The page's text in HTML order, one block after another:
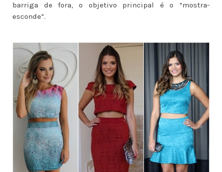
barriga de fora, o objetivo principal é o “mostra-
esconde”.